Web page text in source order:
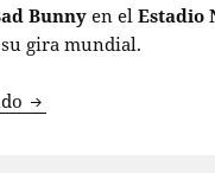
Bunny en elEstadio
gira mundial.
Bad Bunny arrasa